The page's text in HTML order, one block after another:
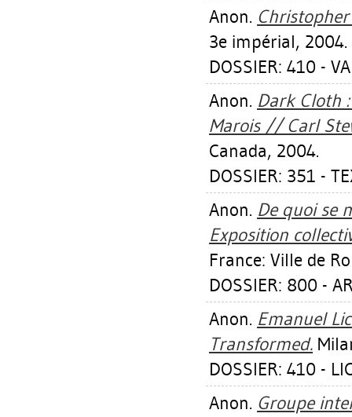
Anon.
3e impérial, 2004.
DOSSIER: 410 -
Anon. Dark Cloth
Marois // Carl
Canada, 2004.
DOSSIER: 351 -
Anon. De quoi se
Exposition
France: Ville de
DOSSIER: 800 -
Anon. Emanuel
Transformed.
DOSSIER: 410 -
Anon. Groupe